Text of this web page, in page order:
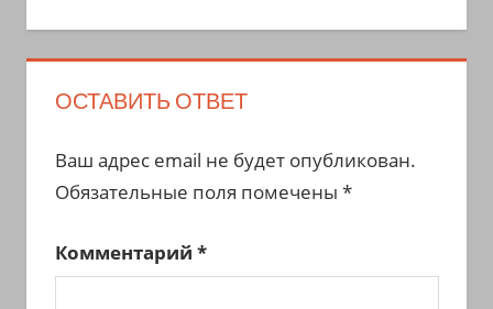
ОСТАВИТЬ ОТВЕТ
Ваш адрес email не будет опубликован.
Обязательные поля помечены *
Комментарий *